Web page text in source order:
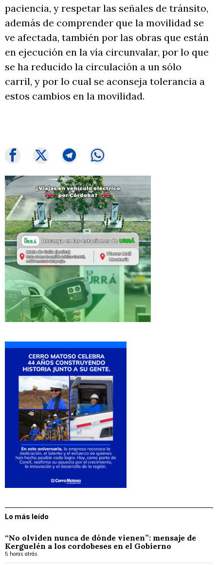
paciencia, y respetar las señales de tránsito,
además de comprender que la movilidad se
ve afectada, también por las obras que están
en ejecución en la vía circunvalar, por lo que
se ha reducido la circulación a un sólo
carril, y por lo cual se aconseja tolerancia a
estos cambios en la movilidad.
Lo más leído
“No olviden nunca de dónde vienen”: mensaje de
Kerguelén a los cordobeses en el Gobierno
5 horas atrás